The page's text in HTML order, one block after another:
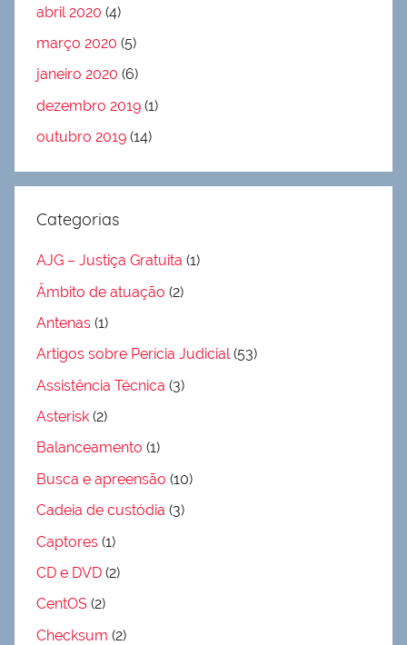
abril 2020 (4)
março 2020 (5)
janeiro 2020 (6)
dezembro 2019 (1)
outubro 2019 (14)
Categorias
AJG – Justiça Gratuita (1)
Âmbito de atuação (2)
Antenas (1)
Artigos sobre Perícia Judicial(53)
Assistência Técnica (3)
Asterisk (2)
Balanceamento (1)
Busca e apreensão (10)
Cadeia de custódia (3)
Captores (1)
CD e DVD (2)
CentOS (2)
Checksum (2)